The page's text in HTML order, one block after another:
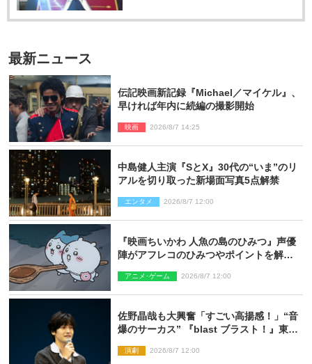
最新ニュース
伝記映画新記録『Michael／マイケル』、
早ければ年内に続編の撮影開始
映画 2026/8/7 14:25
中島健人主演『SとX』30代の“いま”のリ
アルを切り取った新場面写真5点解禁
エンタメ 2026/8/7 12:00
『映画ちいかわ 人魚の島のひみつ』声優
陣がアフレコのひみつやポイントを解
アニメ･ゲーム 2026/8/7 12:00
佐野晶哉も大興奮「すごい高揚感！」“音
爆のサーカス” 『blast ブラスト！』東京
演劇 2026/8/7 12:00